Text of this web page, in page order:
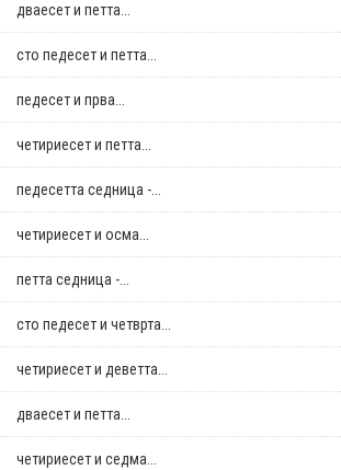
дваесет и петта...
сто педесет и петта...
педесет и прва...
четириесет и петта...
педесетта седница -...
четириесет и осма...
петта седница -...
сто педесет и четврта...
четириесет и деветта...
дваесет и петта...
четириесет и седма...